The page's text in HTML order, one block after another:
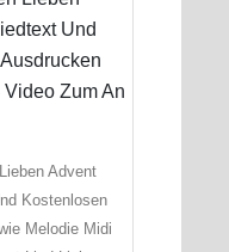
Advent
Kostenlosen
Melodie Midi